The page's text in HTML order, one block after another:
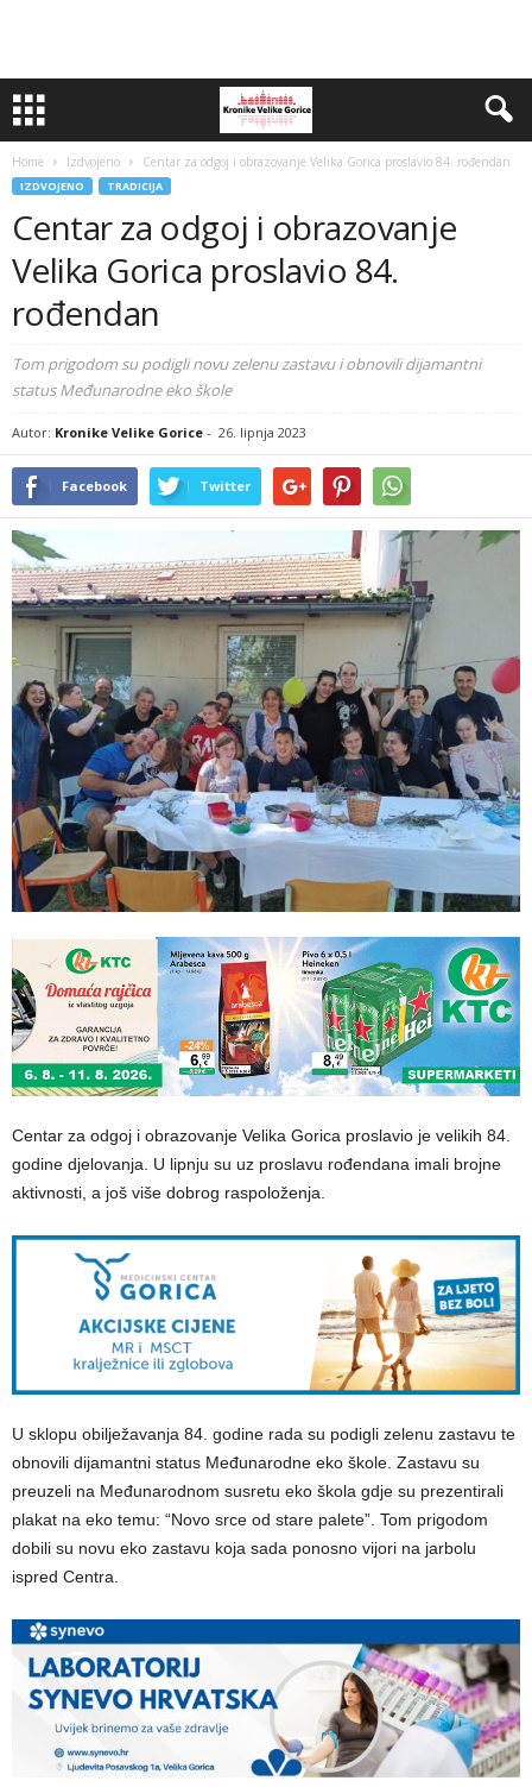
Home Izdvojeno Centar za odgoj i obrazovanje Velika Gorica proslavio 84. rođendan
IZDVOJENO TRADICIJA
Centar za odgoj i obrazovanje
Velika Gorica proslavio 84.
rođendan
Tom prigodom su podigli novu zelenu zastavu i obnovili dijamantni
status Međunarodne eko škole
Autor: Kronike Velike Gorice - 26. lipnja 2023
Facebook Twitter
Centar za odgoj i obrazovanje Velika Gorica proslavio je velikih 84.
godine djelovanja. U lipnju su uz proslavu rođendana imali brojne
aktivnosti, a još više dobrog raspoloženja.
U sklopu obilježavanja 84. godine rada su podigli zelenu zastavu te
obnovili dijamantni status Međunarodne eko škole. Zastavu su
preuzeli na Međunarodnom susretu eko škola gdje su prezentirali
plakat na eko temu: “Novo srce od stare palete”. Tom prigodom
dobili su novu eko zastavu koja sada ponosno vijori na jarbolu
ispred Centra.